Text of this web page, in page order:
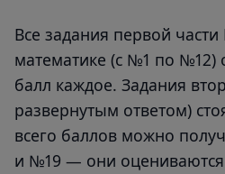
Все задания первой
математике (с №1 по №12)
балл каждое. Задания
развернутым ответом)
всего баллов можно
и №19 — они оцениваются